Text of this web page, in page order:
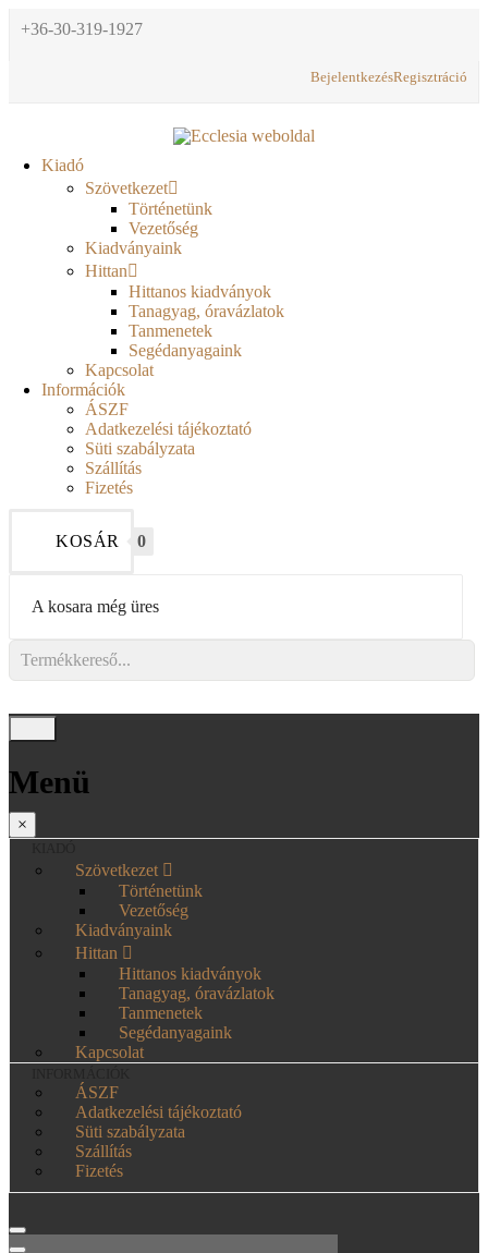
+36-30-319-1927
BejelentkezésRegisztráció
Kiadó
Szövetkezet
Történetünk
Vezetőség
Kiadványaink
Hittan
Hittanos kiadványok
Tanagyag, óravázlatok
Tanmenetek
Segédanyagaink
Kapcsolat
Információk
ÁSZF
Adatkezelési tájékoztató
Süti szabályzata
Szállítás
Fizetés
KOSÁR 0
A kosara még üres
Menü
×
Szövetkezet
Történetünk
Vezetőség
Kiadványaink
Hittan
Hittanos kiadványok
Tanagyag, óravázlatok
Tanmenetek
Segédanyagaink
Kapcsolat
ÁSZF
Adatkezelési tájékoztató
Süti szabályzata
Szállítás
Fizetés